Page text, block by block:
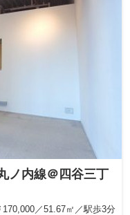
ノ内線＠四谷三丁
170,000／51.67㎡／駅歩3分